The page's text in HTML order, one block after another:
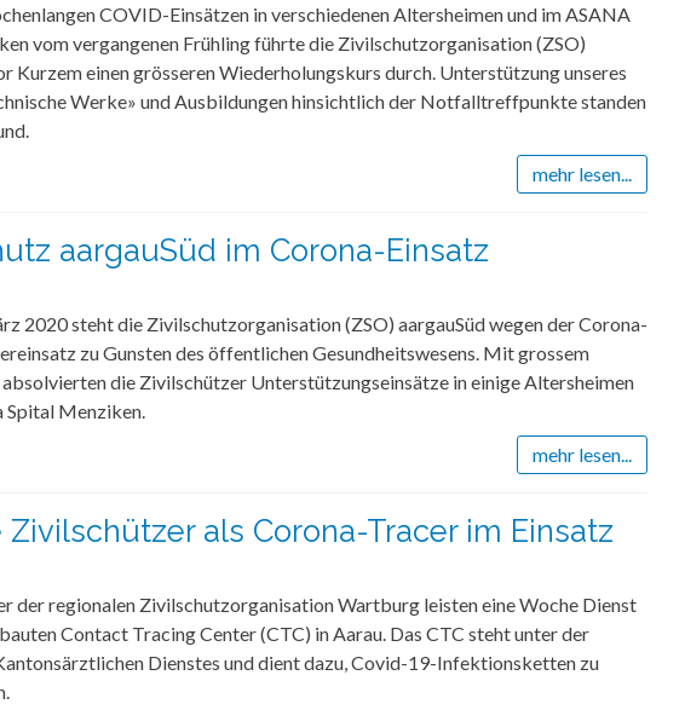
COVID-Einsätzen in verschiedenen Altersheimen und im ASANA
vom vergangenen Frühling führte die Zivilschutzorganisation (ZSO)
Kurzem einen grösseren Wiederholungskurs durch. Unterstützung unseres
Werke» und Ausbildungen hinsichtlich der Notfalltreffpunkte standen
mehr lesen...
aargauSüd im Corona-Einsatz
2020 steht die Zivilschutzorganisation (ZSO) aargauSüd wegen der Corona-
zu Gunsten des öffentlichen Gesundheitswesens. Mit grossem
absolvierten die Zivilschützer Unterstützungseinsätze in einige Altersheimen
Spital Menziken.
mehr lesen...
Zivilschützer als Corona-Tracer im Einsatz
der regionalen Zivilschutzorganisation Wartburg leisten eine Woche Dienst
Contact Tracing Center (CTC) in Aarau. Das CTC steht unter der
Dienstes und dient dazu, Covid-19-Infektionsketten zu